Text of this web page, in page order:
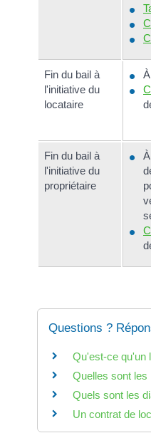
Fin du bail à
l'initiative du
locataire
Fin du bail à
l'initiative du
propriétaire
Questions ?
Qu'est-ce qu'un
Quelles sont les
Quels sont les
Un contrat de